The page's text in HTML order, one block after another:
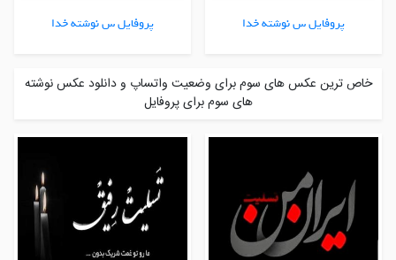
پروفایل س نوشته خدا
پروفایل س نوشته خدا
خاص ترین عکس های سوم برای وضعیت واتساپ و دانلود عکس نوشته
های سوم برای پروفایل